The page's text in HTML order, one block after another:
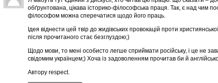
обґрунтована, цікава історико-філософська праця. Так, є над чим
філософом можна сперечатися щодо його праць.
Ідея віднести цей твір до жидівських провокацій проти
після прочитаного стає безглуздою;)
Щодо мови, то мені особисто легше сприймати російську, і це не
свідомим українцем;) Хоча із задоволенням прочитав би й
Автору respect.